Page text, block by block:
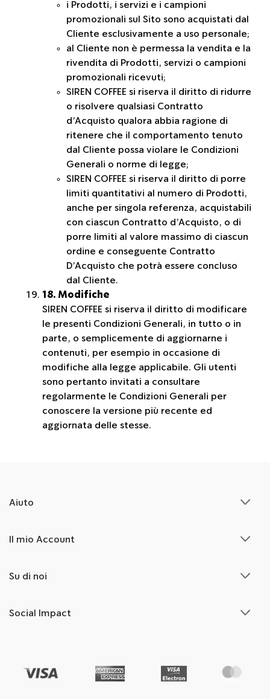
i Prodotti, i servizi e i campioni
promozionali sul Sito sono acquistati dal
Cliente esclusivamente a uso personale;
al Cliente non è permessa la vendita e la
rivendita di Prodotti, servizi o campioni
promozionali ricevuti;
SIREN COFFEE si riserva il diritto di ridurre
o risolvere qualsiasi Contratto
d’Acquisto qualora abbia ragione di
ritenere che il comportamento tenuto
dal Cliente possa violare le Condizioni
Generali o norme di legge;
SIREN COFFEE si riserva il diritto di porre
limiti quantitativi al numero di Prodotti,
anche per singola referenza, acquistabili
con ciascun Contratto d’Acquisto, o di
porre limiti al valore massimo di ciascun
ordine e conseguente Contratto
D’Acquisto che potrà essere concluso
dal Cliente.
18. Modifiche
SIREN COFFEE si riserva il diritto di modificare
le presenti Condizioni Generali, in tutto o in
parte, o semplicemente di aggiornarne i
contenuti, per esempio in occasione di
modifiche alla legge applicabile. Gli utenti
sono pertanto invitati a consultare
regolarmente le Condizioni Generali per
conoscere la versione più recente ed
aggiornata delle stesse.
Aiuto
Il mio Account
Su di noi
Social Impact